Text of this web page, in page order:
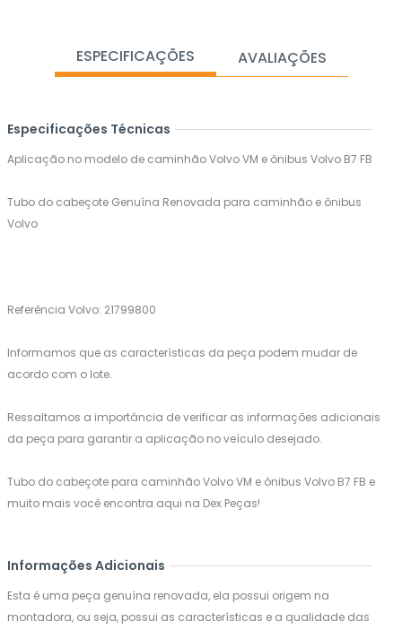
ESPECIFICAÇÕES AVALIAÇÕES
Especificações Técnicas
Aplicação no modelo de caminhão Volvo VM e ônibus Volvo B7 FB
Tubo do cabeçote Genuína Renovada para caminhão e ônibus
Volvo
Referência Volvo: 21799800
Informamos que as características da peça podem mudar de
acordo com o lote.
Ressaltamos a importância de verificar as informações adicionais
da peça para garantir a aplicação no veículo desejado.
Tubo do cabeçote para caminhão Volvo VM e ônibus Volvo B7 FB e
muito mais você encontra aqui na Dex Peças!
Informações Adicionais
Esta é uma peça genuína renovada, ela possui origem na
montadora, ou seja, possui as características e a qualidade das